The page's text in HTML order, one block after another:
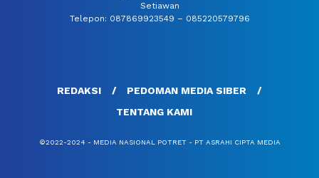
Setiawan
Telepon: 087869923549 – 085220579796
REDAKSI
PEDOMAN MEDIA SIBER
TENTANG KAMI
©2022-2024 - MEDIA NASIONAL POTRET - PT ASRAHI CIPTA MEDIA